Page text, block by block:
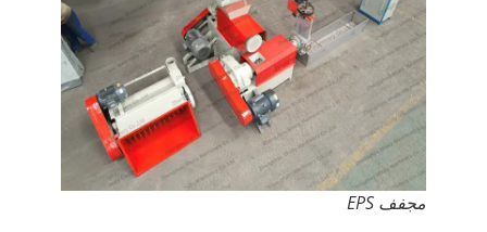
مجفف EPS